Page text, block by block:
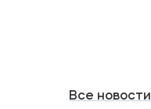
Все новости